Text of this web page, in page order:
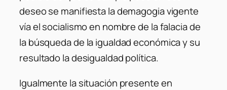
deseo se manifiesta la demagogia vigente
vía el socialismo en nombre de la falacia de
la búsqueda de la igualdad económica y su
resultado la desigualdad política.
Igualmente la situación presente en